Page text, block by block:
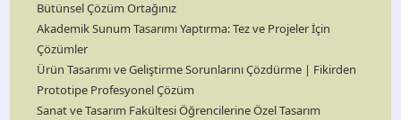
Bütünsel Çözüm Ortağınız
Akademik Sunum Tasarımı Yaptırma: Tez ve Projeler İçin
Çözümler
Ürün Tasarımı ve Geliştirme Sorunlarını Çözdürme | Fikirden
Prototipe Profesyonel Çözüm
Sanat ve Tasarım Fakültesi Öğrencilerine Özel Tasarım